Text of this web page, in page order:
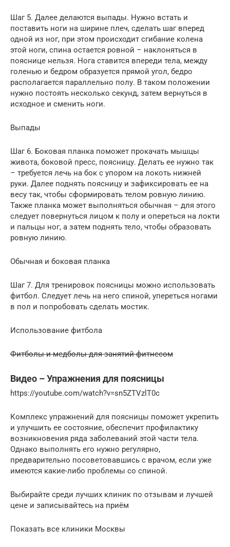
Шаг 5. Далее делаются выпады. Нужно встать и
поставить ноги на ширине плеч, сделать шаг вперед
одной из ног, при этом происходит сгибание колена
этой ноги, спина остается ровной – наклоняться в
пояснице нельзя. Нога ставится впереди тела, между
голенью и бедром образуется прямой угол, бедро
располагается параллельно полу. В таком положении
нужно постоять несколько секунд, затем вернуться в
исходное и сменить ноги.
Выпады
Шаг 6. Боковая планка поможет прокачать мышцы
живота, боковой пресс, поясницу. Делать ее нужно так
– требуется лечь на бок с упором на локоть нижней
руки. Далее поднять поясницу и зафиксировать ее на
весу так, чтобы сформировать телом ровную линию.
Также планка может выполняться обычная – для этого
следует повернуться лицом к полу и опереться на локти
и пальцы ног, а затем поднять тело, чтобы образовать
ровную линию.
Обычная и боковая планка
Шаг 7. Для тренировок поясницы можно использовать
фитбол. Следует лечь на него спиной, упереться ногами
в пол и попробовать сделать мостик.
Использование фитбола
Фитболы и медболы для занятий фитнесом
Видео – Упражнения для поясницы
https://youtube.com/watch?v=sn5ZTVzlT0c
Комплекс упражнений для поясницы поможет укрепить
и улучшить ее состояние, обеспечит профилактику
возникновения ряда заболеваний этой части тела.
Однако выполнять его нужно регулярно,
предварительно посоветовавшись с врачом, если уже
имеются какие-либо проблемы со спиной.
Выбирайте среди лучших клиник по отзывам и лучшей
цене и записывайтесь на приём
Показать все клиники Москвы